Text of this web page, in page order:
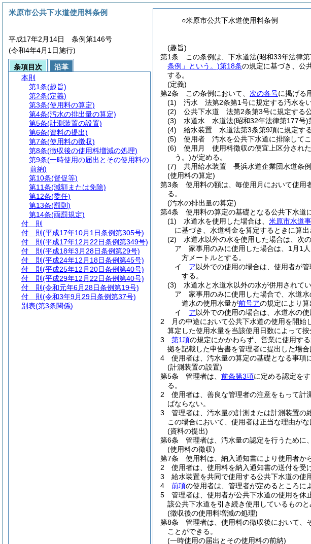
○米原市公共下水道使用料条例
(趣旨)
第1条
この条例は、下水道法(昭和33年法律
条例」という。)第18条の規定に基づき、公
する。
(定義)
第2条
この条例において、 次の各号に掲げる
(1)
汚水 法第2条第1号に規定する汚水をい
(2)
公共下水道 法第2条第3号に規定する公
(3)
水道水 水道法(昭和32年法律第177号)
(4)
給水装置 水道法第3条第9項に規定する
(5)
使用者 汚水を公共下水道に排除してこ
(6)
使用月 使用料徴収の便宜上区分され
う。)が定める。
(7)
共用給水装置 長浜水道企業団水道条例
(使用料の算定)
第3条
使用料の額は、毎使用月において使用
る。
(汚水の排出量の算定)
第4条
使用料の算定の基礎となる公共下水道
(1)
水道水を使用した場合は、 米原市水道
に基づき、水道料金を算定するときに算
(2)
水道水以外の水を使用した場合は、次の
ア
家事用のみに使用した場合は、1月1
方メートルとする。
イ
ア以外での使用の場合は、使用者が
する。
(3)
水道水と水道水以外の水が併用されて
ア
家事用のみに使用した場合で、水道
道水の使用水量が前号アの規定により算
イ
ア以外での使用の場合は、水道水の使
2
月の中途において公共下水道の使用を開始
算定した使用水量を当該使用日数によって按
3
第1項の規定にかかわらず、営業に使用す
拠を記載した申告書を管理者に提出した場
4
使用者は、汚水量の算定の基礎となる事項
(計測装置の設置)
第5条
管理者は、 前条第3項に定める認定を
る。
2
使用者は、善良な管理者の注意をもって計
ばならない。
3
管理者は、汚水量の計測または計測装置の
この場合において、使用者は正当な理由が
(資料の提出)
第6条
管理者は、汚水量の認定を行うために
(使用料の徴収)
第7条
使用料は、納入通知書により使用者か
2
使用者は、使用料を納入通知書の送付を受
3
給水装置を共同で使用する公共下水道の使
4
前項の使用者は、管理者が定めるところに
5
管理者は、使用者が公共下水道の使用を休
該公共下水道を引き続き使用しているものと
(徴収後の使用料増減の処理)
第8条
管理者は、使用料の徴収後において、
ことができる。
(一時使用の届出とその使用料の前納)
米原市公共下水道使用料条例
平成17年2月14日 条例第146号
(令和4年4月1日施行)
条項目次
沿革
本則
第1条(趣旨)
第2条(定義)
第3条(使用料の算定)
第4条(汚水の排出量の算定)
第5条(計測装置の設置)
第6条(資料の提出)
第7条(使用料の徴収)
第8条(徴収後の使用料増減の処理)
第9条(一時使用の届出とその使用料の
前納)
第10条(督促等)
第11条(減額または免除)
第12条(委任)
第13条(罰則)
第14条(両罰規定)
付 則
付 則 (平成17年10月1日条例第305号)
付 則 (平成17年12月22日条例第349号)
付 則 (平成18年3月28日条例第29号)
付 則 (平成24年12月18日条例第45号)
付 則 (平成25年12月20日条例第40号)
付 則 (平成29年12月22日条例第40号)
付 則 (令和元年6月28日条例第19号)
付 則 (令和3年9月29日条例第37号)
別表(第3条関係)